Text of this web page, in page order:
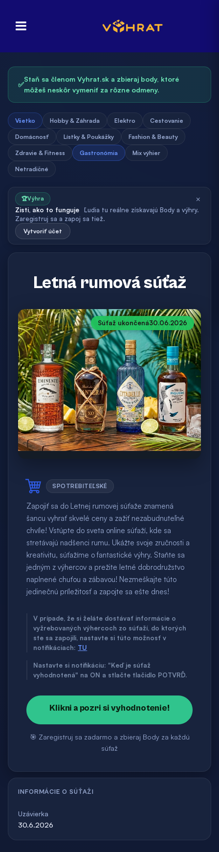
✅
Staň sa členom Vyhrat.sk a zbieraj body, ktoré
môžeš neskôr vymeniť za rôzne odmeny.
Všetko Hobby & Záhrada Elektro Cestovanie
Domácnosť Lístky & Poukážky Fashion & Beauty
Zdravie & Fitness Gastronómia Mix výhier
Netradičné
🏆Výhra
Zisti, ako to funguje
Ľudia tu reálne získavajú Body a výhry.
Zaregistruj sa a zapoj sa tiež.
Vytvoriť účet
×
Letná rumová súťaž
Súťaž ukončená30.06.2026
SPOTREBITEĽSKÉ
Zapojiť sa do Letnej rumovej súťaže znamená
šancu vyhrať skvelé ceny a zažiť nezabudnuteľné
chvíle! Vstúpte do sveta online súťaží, kde sa
stretávajú nadšenci rumu. Ukážte svoje zručnosti a
kreativitu, súťažíme o fantastické výhry. Staňte sa
jedným z výhercov a prežite letné dobrodružstvo
naplnené chuťou a zábavou! Nezmeškajte túto
jedinečnú príležitosť a zapojte sa ešte dnes!
V prípade, že si želáte dostávať informácie o
vyžrebovaných výhercoch zo súťaží, do ktorých
ste sa zapojili, nastavte si túto možnosť v
notifikáciach: TU
Nastavte si notifikáciu: "Keď je súťaž
vyhodnotená" na ON a stlačte tlačidlo POTVRĎ.
Klikni a pozri si vyhodnotenie!
🎯 Zaregistruj sa zadarmo a zbieraj Body za každú
súťaž
INFORMÁCIE O SÚŤAŽI
Uzávierka
30.6.2026